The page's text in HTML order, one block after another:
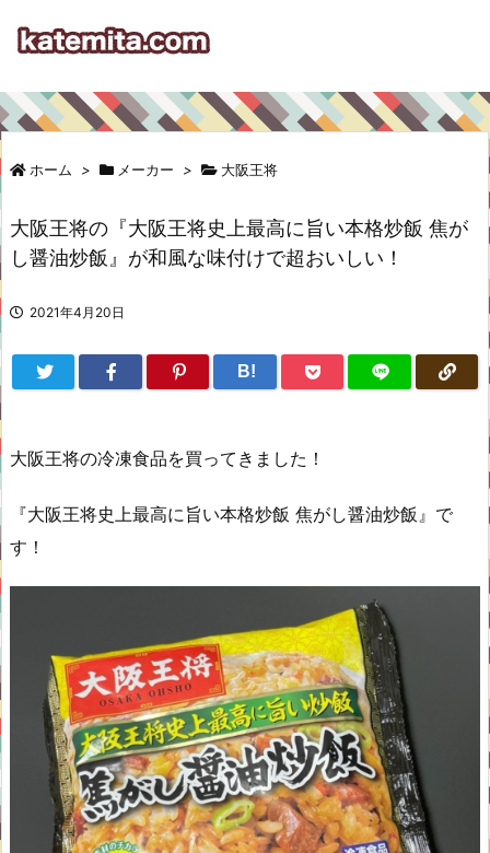
ホーム > メーカー > 大阪王将
大阪王将の『大阪王将史上最高に旨い本格炒飯 焦が
し醤油炒飯』が和風な味付けで超おいしい！
2021年4月20日
B!
大阪王将の冷凍食品を買ってきました！
『大阪王将史上最高に旨い本格炒飯 焦がし醤油炒飯』で
す！